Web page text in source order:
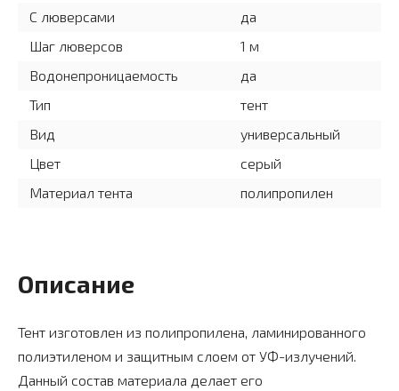
С люверсами
да
Шаг люверсов
1 м
Водонепроницаемость
да
Тип
тент
Вид
универсальный
Цвет
серый
Материал тента
полипропилен
Описание
Тент изготовлен из полипропилена, ламинированного
полиэтиленом и защитным слоем от УФ-излучений.
Данный состав материала делает его